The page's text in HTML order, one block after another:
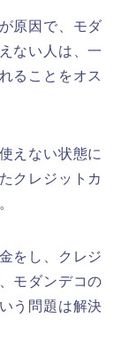
原因で、モダ
ない人は、一
ることをオス
えない状態に
クレジットカ
をし、クレジ
モダンデコの
う問題は解決